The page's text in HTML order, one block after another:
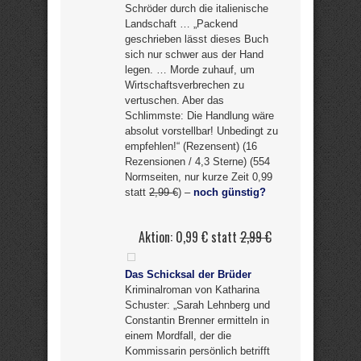
Schröder durch die italienische
Landschaft … „Packend
geschrieben lässt dieses Buch
sich nur schwer aus der Hand
legen. … Morde zuhauf, um
Wirtschaftsverbrechen zu
vertuschen. Aber das
Schlimmste: Die Handlung wäre
absolut vorstellbar! Unbedingt zu
empfehlen!“ (Rezensent) (16
Rezensionen / 4,3 Sterne) (554
Normseiten, nur kurze Zeit 0,99
statt 2,99 €) – noch günstig?
Aktion: 0,99 € statt2,99 €
Das Schicksal der Brüder
Kriminalroman von Katharina
Schuster: „Sarah Lehnberg und
Constantin Brenner ermitteln in
einem Mordfall, der die
Kommissarin persönlich betrifft